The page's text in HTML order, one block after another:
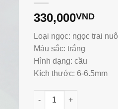
330,000VND
Loại ngọc: ngọc trai
Màu sắc: trắng
Hình dạng: cầu
Kích thước: 6-6.5mm
Hạt trai nước ngọt loại